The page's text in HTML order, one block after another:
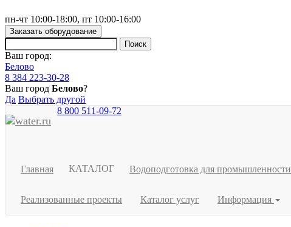
пн-чт 10:00-18:00, пт 10:00-16:00
Заказать оборудование
Ваш город:
Белово
8 384 223-30-28
Ваш город Белово?
Да Выбрать другой
8 800 511-09-72
Главная КАТАЛОГ Водоподготовка для промышленности
Реализованные проекты Каталог услуг Информация